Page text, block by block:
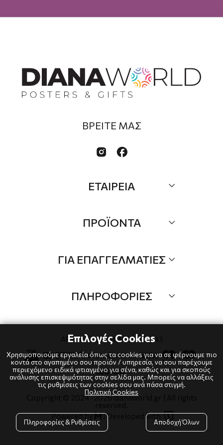
ΒΡΕΙΤΕ ΜΑΣ
 
ΕΤΑΙΡΕΙΑ
Επικοινωνία
ΠΡΟΪΟΝΤΑ
Προσφορές
Brands
ΓΙΑ ΕΠΑΓΓΕΛΜΑΤΙΕΣ
Λογαριαμός
Τρόποι πληρωμής
Επιστροφές
ΠΛΗΡΟΦΟΡΙΕΣ
Πολιτική Cookies
Πολιτική Απορρήτου
Copyright © 2024-2026 dianaworld.gr | All rights
Powered by|Developed with
ΑΡΙΘΜΟΣ ΓΕΜΗ: 10239484543
Επιλογές Cookies
Χρησιμοποιούμε εργαλεία όπως τα cookies για να σε φέρνουμε πιο
κοντά στο αγαπημένο σου προϊόν / υπηρεσία, να σου παρέχουμε
περιεχόμενο ειδικά φτιαγμένο για σένα, καθώς και για σκοπούς
ανάλυσης επισκεψιμότητας στην σελίδα μας. Μπορείς να αλλάξεις
τις ρυθμίσεις των cookies σου ανά πάσα στιγμή.
Πολιτική Cookies
Πληροφορίες & Ρυθμίσεις Αποδοχή Όλων